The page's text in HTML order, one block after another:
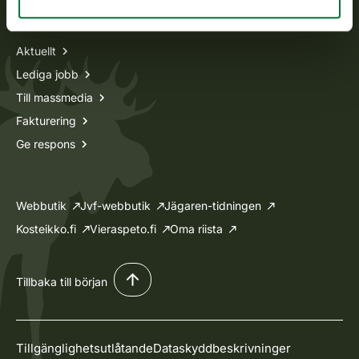
Information om oss
Aktuellt
Lediga jobb
Till massmedia
Fakturering
Ge respons
Webbutik Jvf-webbutik
Jägaren-tidningen
Kosteikko.fi
Vieraspeto.fi Oma riista
Tillbaka till början
TillgänglighetsutlåtandeDataskyddbeskrivninger